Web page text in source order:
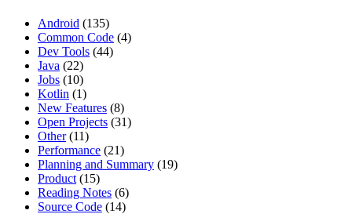
Android (135)
Common Code (4)
Dev Tools (44)
Java (22)
Jobs (10)
Kotlin (1)
New Features (8)
Open Projects (31)
Other(11)
Performance (21)
Planning and Summary (19)
Product (15)
Reading Notes (6)
Source Code (14)